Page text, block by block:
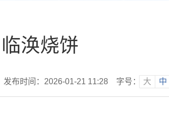
临涣烧饼
发布时间：2026-01-21 11:28 字号： 大 中